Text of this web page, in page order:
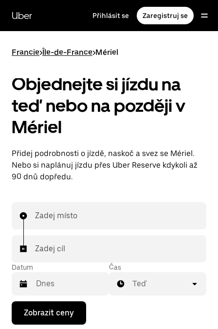
hlavní
obsah
Uber Přihlásit se Zaregistruj se
Francie>Île-de-France>Mériel
Objednejte si jízdu na
teď nebo na později v
Mériel
Přidej podrobnosti o jízdě, naskoč a svez se Mériel.
Nebo si naplánuj jízdu přes Uber Reserve kdykoli až
90 dnů dopředu.
Zadej místo
Zadej cíl
Datum
Stisknutím
klávesy
se
Čas
Teď
Zobrazit ceny